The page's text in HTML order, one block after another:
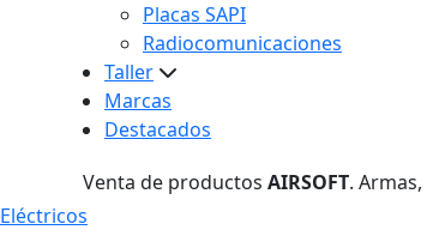
Placas SAPI
Radiocomunicaciones
Taller
Marcas
Destacados
Venta de productos AIRSOFT.
Eléctricos